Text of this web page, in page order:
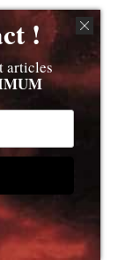
Vador »,
nouvelle
disponible
l’anthologie
Textes
vous
et joli
!
articles